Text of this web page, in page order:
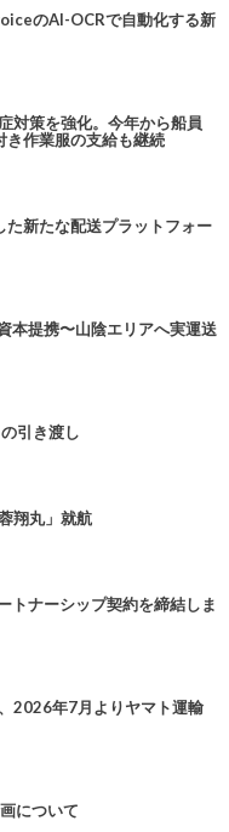
のAI-OCRで自動化する新
対策を強化。今年から船員
き作業服の支給も継続
新たな配送プラットフォー
本提携〜山陰エリアへ実運送
引き渡し
翔丸」就航
トナーシップ契約を締結しま
2026年7月よりヤマト運輸
について